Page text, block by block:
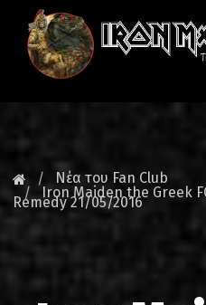
Νέα του Fan Club
Iron Maiden the Greek
Remedy 21/05/2016